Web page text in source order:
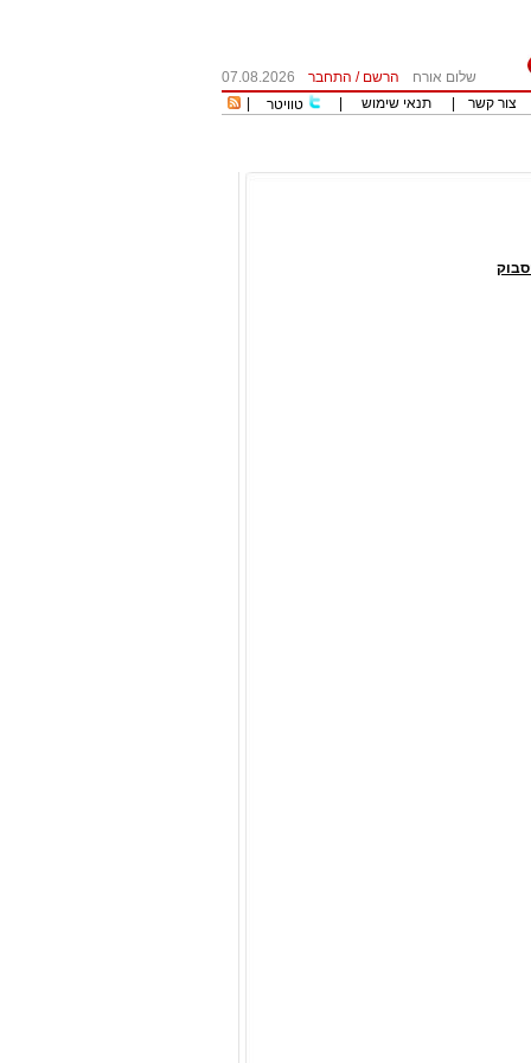
שלום אורח הרשם / התחבר
07.08.2026
צור קשר תנאי שימוש טוויטר